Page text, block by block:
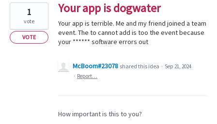
Your app is dogwater
Your app is terrible. Me and my friend joined a team
event. The to cannot add is too the event because
your ****** software errors out
1
vote
VOTE
McBoom#23078 shared this idea · Sep 21, 2024
· Report…
How important is this to you?